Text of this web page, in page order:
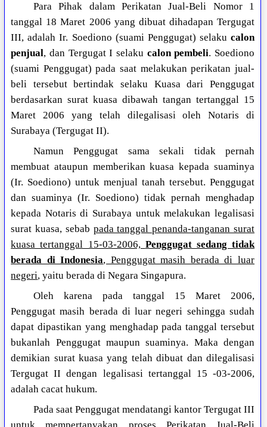
Para Pihak dalam Perikatan Jual-Beli Nomor 1
tanggal 18 Maret 2006 yang dibuat dihadapan Tergugat
III, adalah Ir. Soediono (suami Penggugat) selaku calon
penjual, dan Tergugat I selaku calon pembeli. Soediono
(suami Penggugat) pada saat melakukan perikatan jual-
beli tersebut bertindak selaku Kuasa dari Penggugat
berdasarkan surat kuasa dibawah tangan tertanggal 15
Maret 2006 yang telah dilegalisasi oleh Notaris di
Surabaya (Tergugat II).
Namun Penggugat sama sekali tidak pernah
membuat ataupun memberikan kuasa kepada suaminya
(Ir. Soediono) untuk menjual tanah tersebut. Penggugat
dan suaminya (Ir. Soediono) tidak pernah menghadap
kepada Notaris di Surabaya untuk melakukan legalisasi
surat kuasa, sebab pada tanggal penanda-tanganan surat
kuasa tertanggal 15-03-2006, Penggugat sedang tidak
berada di Indonesia, Penggugat masih berada di luar
negeri, yaitu berada di Negara Singapura.
Oleh karena pada tanggal 15 Maret 2006,
Penggugat masih berada di luar negeri sehingga sudah
dapat dipastikan yang menghadap pada tanggal tersebut
bukanlah Penggugat maupun suaminya. Maka dengan
demikian surat kuasa yang telah dibuat dan dilegalisasi
Tergugat II dengan legalisasi tertanggal 15 -03-2006,
adalah cacat hukum.
Pada saat Penggugat mendatangi kantor Tergugat III